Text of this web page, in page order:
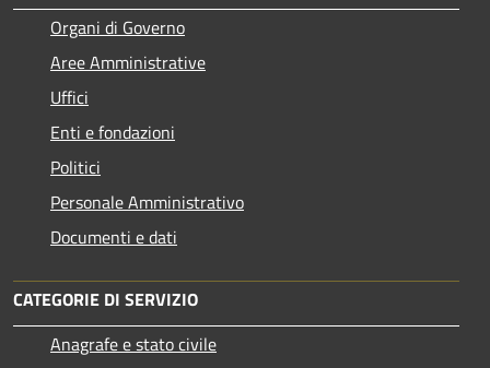
Organi di Governo
Aree Amministrative
Uffici
Enti e fondazioni
Politici
Personale Amministrativo
Documenti e dati
CATEGORIE DI SERVIZIO
Anagrafe e stato civile